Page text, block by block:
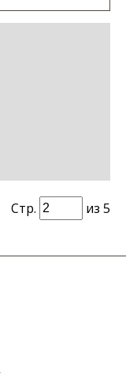
Стр. из 5